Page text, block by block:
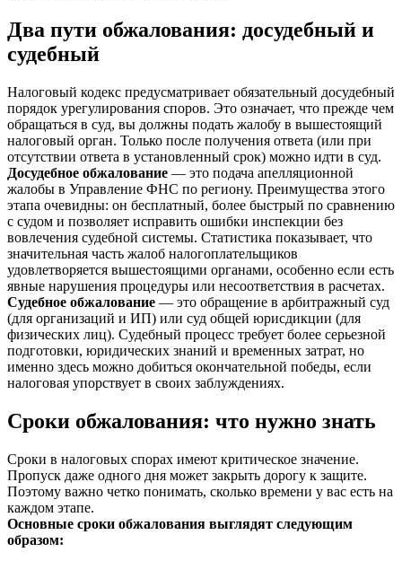
Два пути обжалования: досудебный и
судебный
Налоговый кодекс предусматривает обязательный досудебный
порядок урегулирования споров. Это означает, что прежде чем
обращаться в суд, вы должны подать жалобу в вышестоящий
налоговый орган. Только после получения ответа (или при
отсутствии ответа в установленный срок) можно идти в суд.
Досудебное обжалование — это подача апелляционной
жалобы в Управление ФНС по региону. Преимущества этого
этапа очевидны: он бесплатный, более быстрый по сравнению
с судом и позволяет исправить ошибки инспекции без
вовлечения судебной системы. Статистика показывает, что
значительная часть жалоб налогоплательщиков
удовлетворяется вышестоящими органами, особенно если есть
явные нарушения процедуры или несоответствия в расчетах.
Судебное обжалование — это обращение в арбитражный суд
(для организаций и ИП) или суд общей юрисдикции (для
физических лиц). Судебный процесс требует более серьезной
подготовки, юридических знаний и временных затрат, но
именно здесь можно добиться окончательной победы, если
налоговая упорствует в своих заблуждениях.
Сроки обжалования: что нужно знать
Сроки в налоговых спорах имеют критическое значение.
Пропуск даже одного дня может закрыть дорогу к защите.
Поэтому важно четко понимать, сколько времени у вас есть на
каждом этапе.
Основные сроки обжалования выглядят следующим
образом: